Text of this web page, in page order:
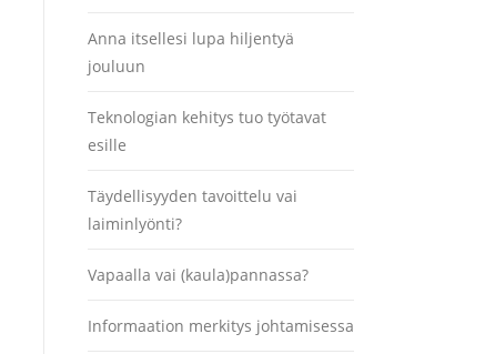
Anna itsellesi lupa hiljentyä
jouluun
Teknologian kehitys tuo työtavat
esille
Täydellisyyden tavoittelu vai
laiminlyönti?
Vapaalla vai (kaula)pannassa?
Informaation merkitys johtamisessa